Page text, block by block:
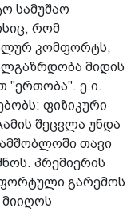
სამუშაო
რომ
კომფორტს,
მიდის
"ერთობა". ე.ი.
ფიზიკური
შეცვლა უნდა
თავი
პრემიერის
გარემოს
მიიღოს